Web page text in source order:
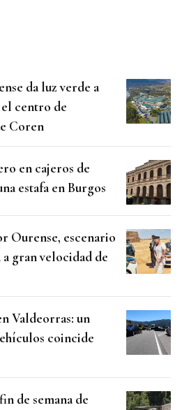
da luz verde a
centro de
Coren
en cajeros de
estafa en Burgos
Ourense, escenario
gran velocidad de
Valdeorras: un
coincide
de semana de